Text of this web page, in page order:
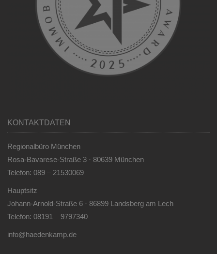
KONTAKTDATEN
Regionalbüro München
Rosa-Bavarese-Straße 3 · 80639 München
Telefon: 089 – 21530069
Hauptsitz
Johann-Arnold-Straße 6 · 86899 Landsberg am Lech
Telefon: 08191 – 9797340
info@haedenkamp.de